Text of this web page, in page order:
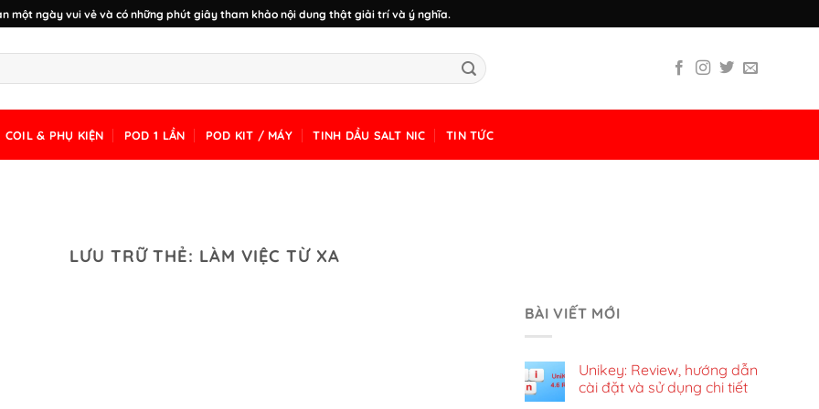
một ngày vui vẻ và có những phút giây tham khảo nội dung thật giải trí và ý nghĩa.
COIL & PHỤ KIỆN POD 1 LẦN POD KIT / MÁY TINH DẦU SALT NIC TIN TỨC
LƯU TRỮ THẺ: LÀM VIỆC TỪ XA
BÀI VIẾT MỚI
Unikey: Review, hướng dẫn
cài đặt và sử dụng chi tiết